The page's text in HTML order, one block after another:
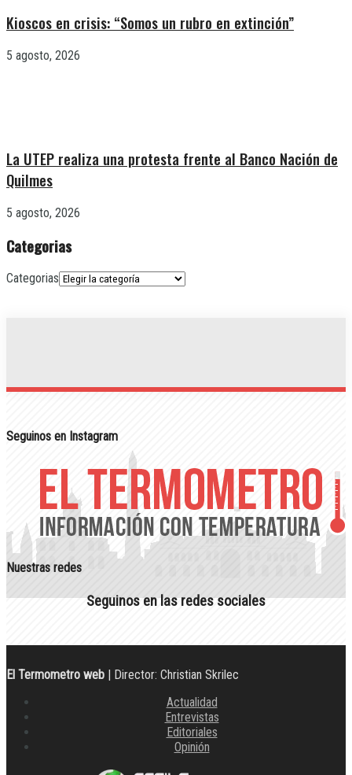
Kioscos en crisis: “Somos un rubro en extinción”
5 agosto, 2026
La UTEP realiza una protesta frente al Banco Nación de
Quilmes
5 agosto, 2026
Categorias
Categorias
Seguinos en Instagram
Nuestras redes
Seguinos en las redes sociales
El Termometro web | Director: Christian Skrilec
Actualidad
Entrevistas
Editoriales
Opinión